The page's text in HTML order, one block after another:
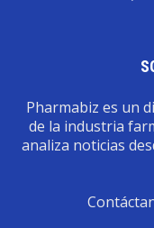
Pharmabiz es un
de la industria
analiza noticias